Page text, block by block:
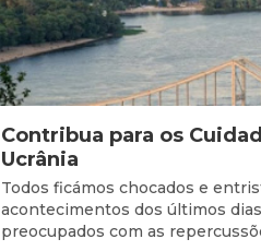
Contribua para os
Ucrânia
Todos ficámos chocados e
acontecimentos dos últimos
preocupados com as